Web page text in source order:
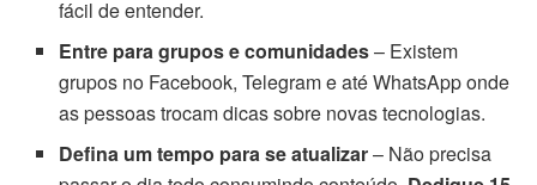
fácil de entender.
Entre para grupos e comunidades– Existem
grupos no Facebook, Telegram e até WhatsApp onde
as pessoas trocam dicas sobre novas tecnologias.
Defina um tempo para se atualizar– Não precisa